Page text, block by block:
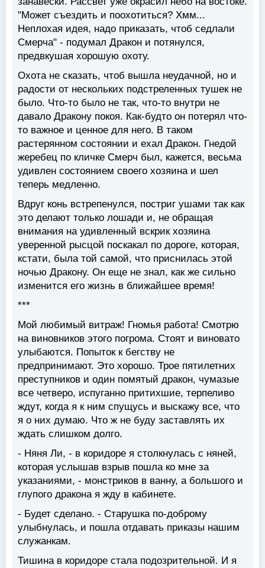
"Может съездить и поохотиться? Хмм...
Неплохая идея, надо приказать, чтоб седлали
Смерча" - подумал Дракон и потянулся,
предвкушая хорошую охоту.
Охота не сказать, чтоб вышла неудачной, но и
радости от нескольких подстреленных тушек не
было. Что-то было не так, что-то внутри не
давало Дракону покоя. Как-будто он потерял что-
то важное и ценное для него. В таком
растерянном состоянии и ехал Дракон. Гнедой
жеребец по кличке Смерч был, кажется, весьма
удивлен состоянием своего хозяина и шел
теперь медленно.
Вдруг конь встрепенулся, постриг ушами так как
это делают только лошади и, не обращая
внимания на удивленный вскрик хозяина
уверенной рысцой поскакал по дороге, которая,
кстати, была той самой, что приснилась этой
ночью Дракону. Он еще не знал, как же сильно
изменится его жизнь в ближайшее время!
***
Мой любимый витраж! Гномья работа! Смотрю
на виновников этого погрома. Стоят и виновато
улыбаются. Попыток к бегству не
предпринимают. Это хорошо. Трое пятилетних
преступников и один помятый дракон, чумазые
все четверо, испуганно притихшие, терпеливо
ждут, когда я к ним спущусь и выскажу все, что
я о них думаю. Что ж не буду заставлять их
ждать слишком долго.
- Няня Ли, - в коридоре я столкнулась с няней,
которая услышав взрыв пошла ко мне за
указаниями, - монстриков в ванну, а большого и
глупого дракона я жду в кабинете.
- Будет сделано. - Старушка по-доброму
улыбнулась, и пошла отдавать приказы нашим
служанкам.
Тишина в коридоре стала подозрительной. И я